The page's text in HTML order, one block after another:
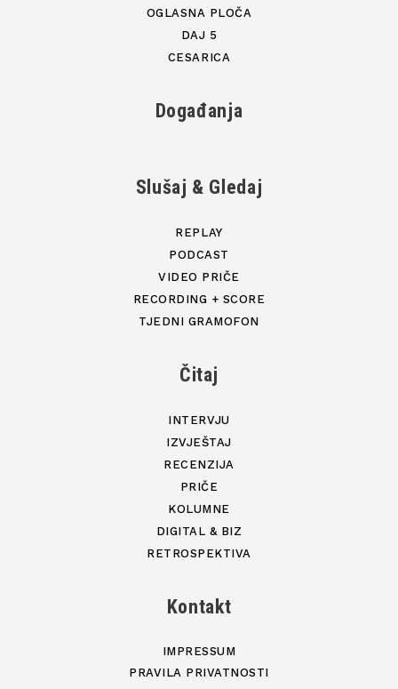
OGLASNA PLOČA
DAJ 5
CESARICA
Događanja
Slušaj & Gledaj
REPLAY
PODCAST
VIDEO PRIČE
RECORDING + SCORE
TJEDNI GRAMOFON
Čitaj
INTERVJU
IZVJEŠTAJ
RECENZIJA
PRIČE
KOLUMNE
DIGITAL & BIZ
RETROSPEKTIVA
Kontakt
IMPRESSUM
PRAVILA PRIVATNOSTI